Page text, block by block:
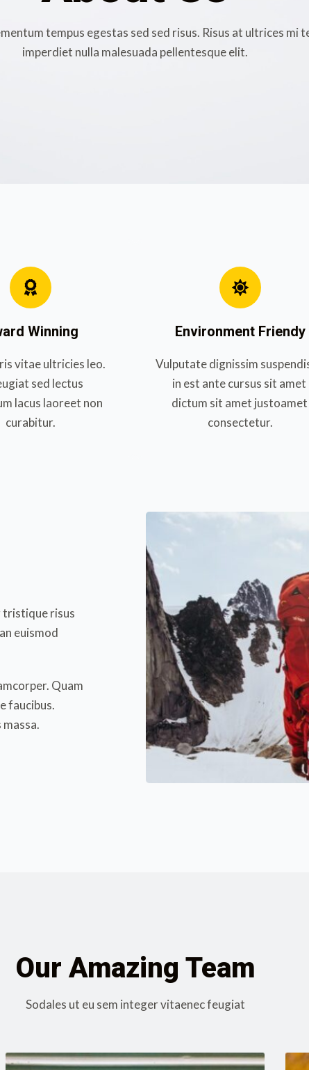
tempus egestas sed sed risus. Risus at ultrices mi
imperdiet nulla malesuada pellentesque elit.
Winning
vitae ultricies leo.
sed lectus
lacus laoreet non
curabitur.
Environment Friendy
Vulputate dignissim
in est ante cursus sit amet
dictum sit amet justoamet
consectetur.
tristique risus
euismod
Quam
faucibus.
Our Amazing Team
Sodales ut eu sem integer vitaenec feugiat